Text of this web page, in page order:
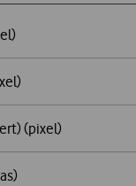
(pixel)